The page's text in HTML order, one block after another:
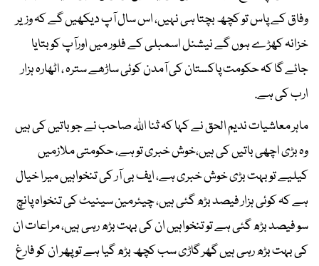
وفاق کے پاس تو کچھ بچتا ہی نہیں، اس سال آپ دیکھیں گے کہ وزیر
خزانہ کھڑے ہوں گے نیشنل اسمبلی کے فلور میں اورآپ کو بتایا
جائے گا کہ حکومت پاکستان کی آمدن کوئی ساڑھے سترہ ، اٹھارہ ہزار
ارب کی ہے.
ماہر معاشیات ندیم الحق نے کہا کہ ثنا اللہ صاحب نے جو باتیں کی ہیں
وہ بڑی اچھی باتیں کی ہیں،خوش خبری تو ہے، حکومتی ملازمیں
کیلیے تو بہت بڑی خوش خبری ہے، ایف بی آر کی تنخواہیں میرا خیال
ہے کہ کوئی ہزار فیصد بڑھ گئی ہیں، چیئرمین سینیٹ کی تنخواہ پانچ
سو فیصد بڑھ گئی ہے تو تنخواہیں ان کی بہت بڑھ رہی ہیں، مراعات ان
کی بہت بڑھ رہی ہیں گھر گاڑی سب کچھ بڑھ گیا ہے تو پھر ان کو فارغ